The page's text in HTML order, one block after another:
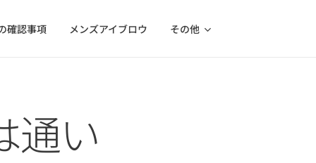
確認事項 メンズアイブロウ その他
通い